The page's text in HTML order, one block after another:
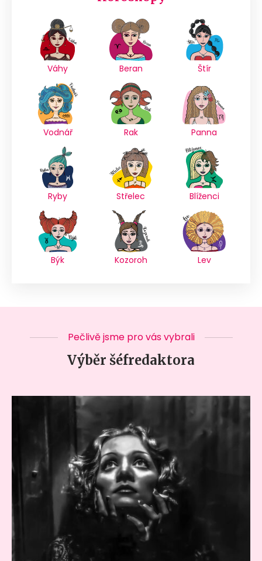
Váhy Beran Štír
Vodnář Rak Panna
Ryby Střelec Blíženci
Býk Kozoroh Lev
Pečlivě jsme pro vás vybrali
Výběr šéfredaktora